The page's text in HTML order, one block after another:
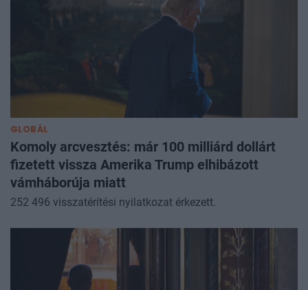
GLOBÁL
Komoly arcvesztés: már 100 milliárd dollárt
fizetett vissza Amerika Trump elhibázott
vámháborúja miatt
252 496 visszatérítési nyilatkozat érkezett.